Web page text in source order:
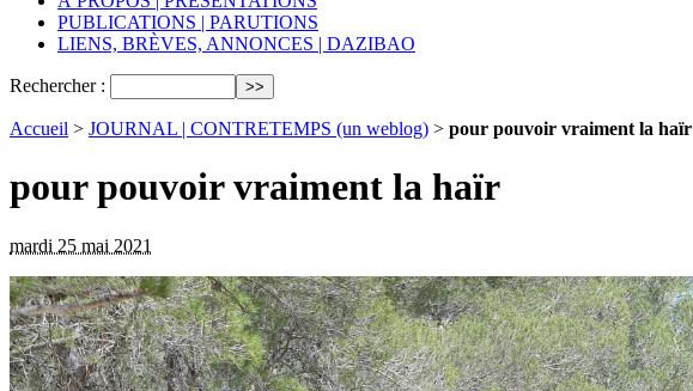
PUBLICATIONS | PARUTIONS
LIENS, BRÈVES, ANNONCES | DAZIBAO
Rechercher :
Accueil > JOURNAL | CONTRETEMPS (un weblog) > pour pouvoir vraiment la haïr
pour pouvoir vraiment la haïr
mardi 25 mai 2021